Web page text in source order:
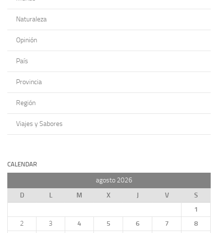
Naturaleza
Opinión
País
Provincia
Región
Viajes y Sabores
CALENDAR
agosto 2026
D
L M X J V
S
1
2
3 4 5 6 7
8